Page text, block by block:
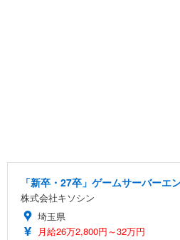
「新卒・27卒」ゲームサーバー
株式会社キソシン
埼玉県
月給26万2,800円～32万円